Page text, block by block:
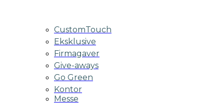
CustomTouch
Eksklusive
Firmagaver
Give-aways
Go Green
Kontor
Messe